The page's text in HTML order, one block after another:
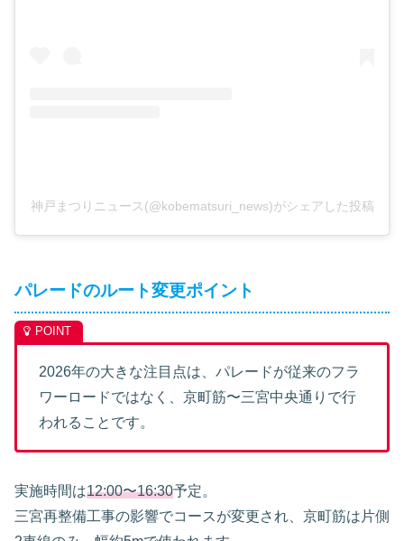
神戸まつりニュース(@kobematsuri_news)がシェアした投稿
パレードのルート変更ポイント
2026年の大きな注目点は、パレードが従来のフラ
ワーロードではなく、京町筋〜三宮中央通りで行
われることです。
実施時間は12:00〜16:30予定。
三宮再整備工事の影響でコースが変更され、京町筋は片側